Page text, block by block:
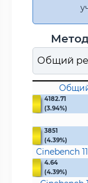
4182.71
(3.94%)
3851
(4.39%)
Cinebench
4.64
(4.39%)